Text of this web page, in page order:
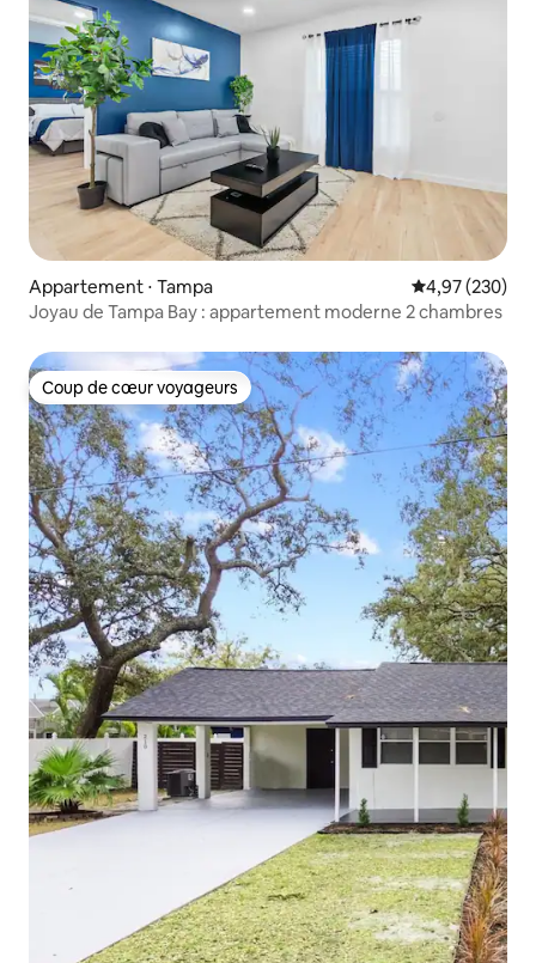
Appartement ⋅ Tampa Évaluation
4,97 (230)
Joyau de Tampa Bay : appartement moderne 2 chambres
Coup de cœur voyageurs
Coup de cœur voyageurs